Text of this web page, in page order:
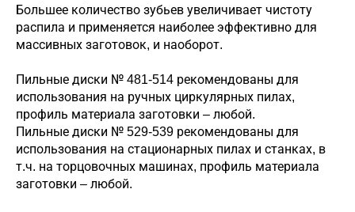
Большее количество зубьев увеличивает чистоту
распила и применяется наиболее эффективно для
массивных заготовок, и наоборот.
Пильные диски № 481-514 рекомендованы для
использования на ручных циркулярных пилах,
профиль материала заготовки – любой.
Пильные диски № 529-539 рекомендованы для
использования на стационарных пилах и станках, в
т.ч. на торцовочных машинах, профиль материала
заготовки – любой.